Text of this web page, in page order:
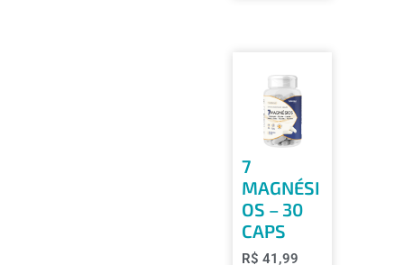
7
MAGNÉSI
OS – 30
CAPS
R$ 41,99